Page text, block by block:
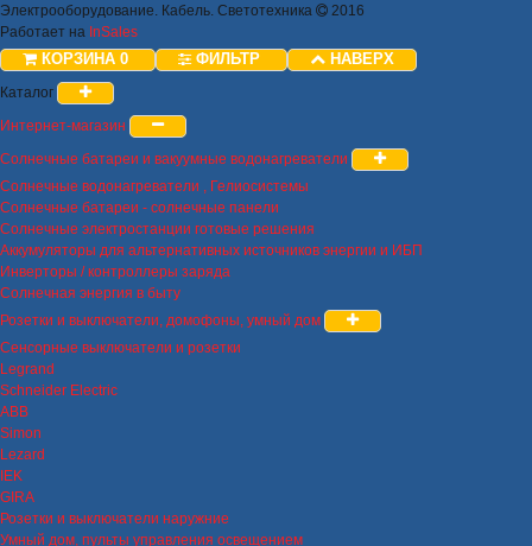
Электрооборудование. Кабель. Светотехника
2016
Работает на InSales
КОРЗИНА 0 ФИЛЬТР НАВЕРХ
Каталог
Интернет-магазин
Солнечные батареи и вакуумные водонагреватели
Солнечные водонагреватели , Гелиосистемы
Солнечные батареи - солнечные панели
Солнечные электростанции готовые решения
Аккумуляторы для альтернативных источников энергии и ИБП
Инверторы / контроллеры заряда
Солнечная энергия в быту
Розетки и выключатели, домофоны, умный дом
Сенсорные выключатели и розетки
Legrand
Schneider Electric
ABB
Simon
Lezard
IEK
GIRA
Розетки и выключатели наружние
Умный дом, пульты управления освещением